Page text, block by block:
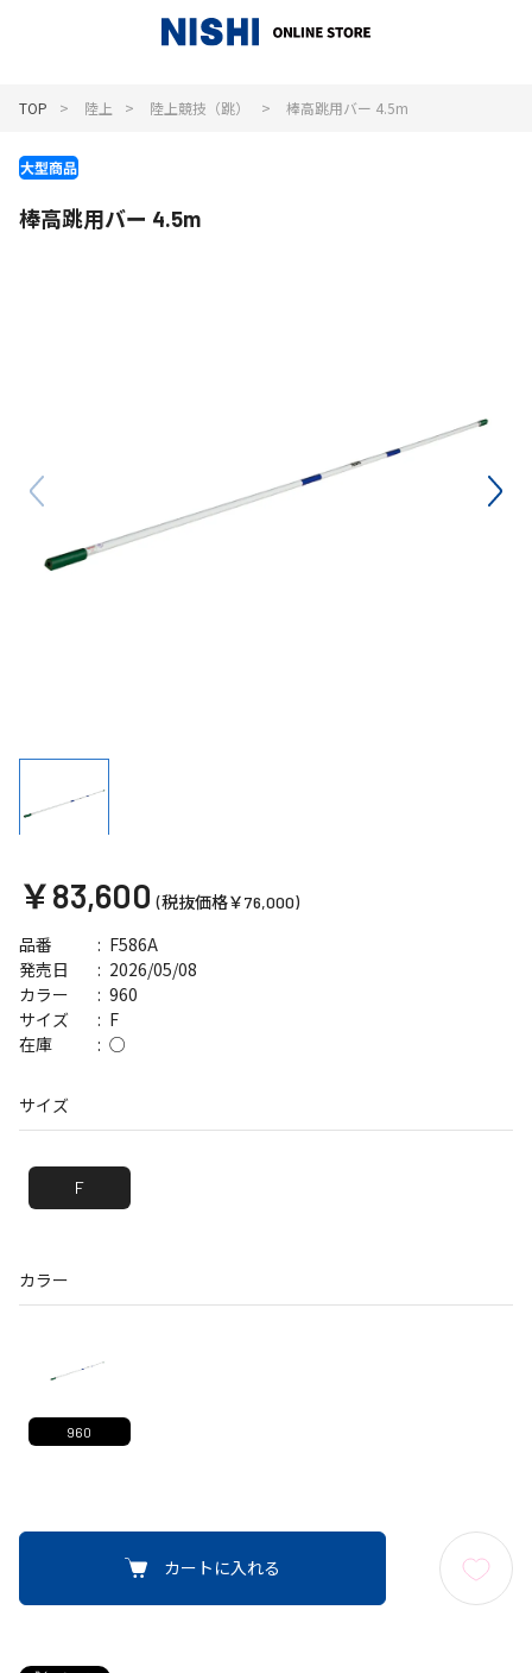
TOP 陸上 陸上競技（跳） 棒高跳用バー 4.5m
棒高跳用バー 4.5m
￥83,600 (税抜価格￥76,000)
品番 F586A
発売日 2026/05/08
サイズ F
カラー 960
在庫 ○
サイズ
F
カラー
960
カートに入れる